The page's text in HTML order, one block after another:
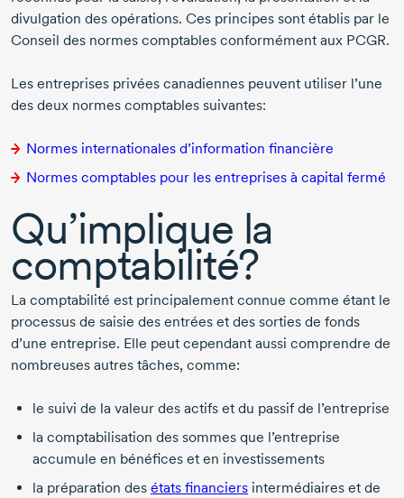
divulgation des opérations. Ces principes sont établis par le
Conseil des normes comptables conformément aux PCGR.
Les entreprises privées canadiennes peuvent utiliser l’une
des deux normes comptables suivantes:
Normes internationales d’information financière
Normes comptables pour les entreprises à capital fermé
Qu’implique la
comptabilité?
La comptabilité est principalement connue comme étant le
processus de saisie des entrées et des sorties de fonds
d’une entreprise. Elle peut cependant aussi comprendre de
nombreuses autres tâches, comme:
le suivi de la valeur des actifs et du passif de l’entreprise
la comptabilisation des sommes que l’entreprise
accumule en bénéfices et en investissements
la préparation des états financiers intermédiaires et de